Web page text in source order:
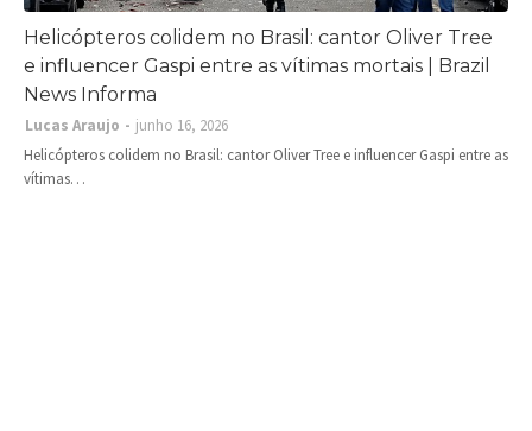
Helicópteros colidem no Brasil: cantor Oliver Tree
e influencer Gaspi entre as vítimas mortais | Brazil
News Informa
Lucas Araujo
junho 16, 2026
Helicópteros colidem no Brasil: cantor Oliver Tree e influencer Gaspi entre as
vítimas…